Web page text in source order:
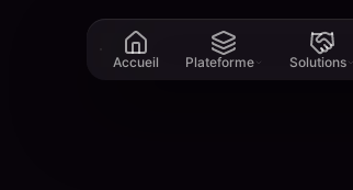
Accueil Plateforme Solutions